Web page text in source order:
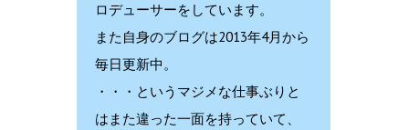
ロデューサーをしています。
また自身のブログは2013年4月から
毎日更新中。
・・・というマジメな仕事ぶりと
はまた違った一面を持っていて、